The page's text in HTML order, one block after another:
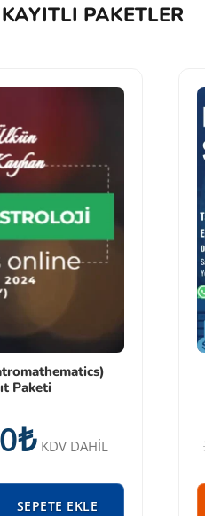
PAKETLER
Paketi
₺ KDV DAHİL
SEPETE EKLE